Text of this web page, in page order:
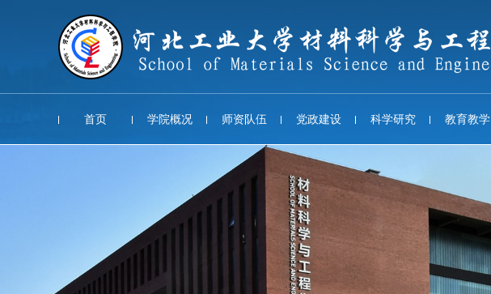
首页 学院概况 师资队伍 党政建设 科学研究 教育教学